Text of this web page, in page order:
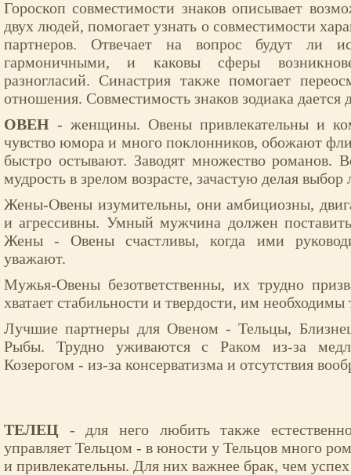
Гороскоп совместимости знаков описывает
двух людей, помогает узнать о совместимости
партнеров. Отвечает на вопрос будут ли
гармоничными, и каковы сферы
разногласий. Синастрия также помогает
отношения. Совместимость знаков зодиака дается
ОВЕН - женщины. Овены привлекательны и
чувство юмора и много поклонников, обожают
быстро остывают. Заводят множество романов.
мудрость в зрелом возрасте, зачастую делая
Жены-Овены изумительны, они амбициозны,
и агрессивны. Умный мужчина должен
Жены - Овены счастливы, когда ими
уважают.
Мужья-Овены безответственны, их трудно
хватает стабильности и твердости, им
Лучшие партнеры для Овеном - Тельцы,
Рыбы. Трудно уживаются с Раком из-за
Козерогом - из-за консерватизма и отсутствия
ТЕЛЕЦ - для него любить также
управляет Тельцом - в юности у Тельцов много
и привлекательны. Для них важнее брак, чем